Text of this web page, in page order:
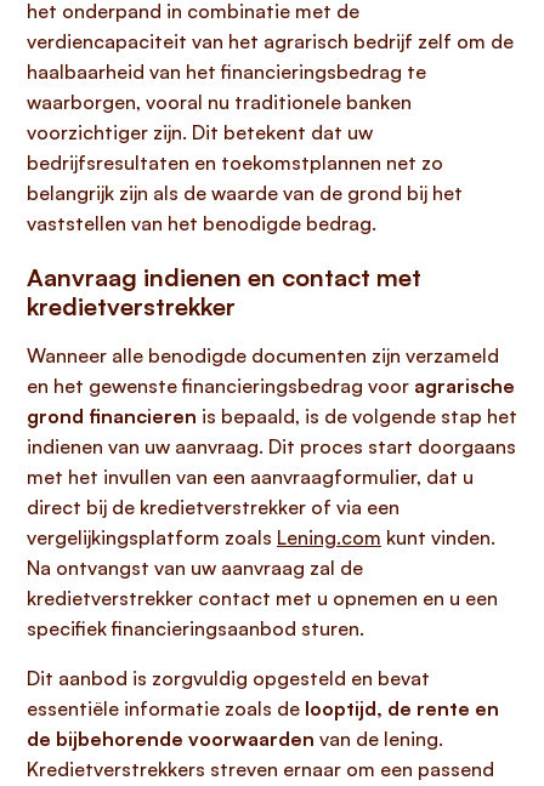
het onderpand in combinatie met de
verdiencapaciteit van het agrarisch bedrijf zelf om de
haalbaarheid van het financieringsbedrag te
waarborgen, vooral nu traditionele banken
voorzichtiger zijn. Dit betekent dat uw
bedrijfsresultaten en toekomstplannen net zo
belangrijk zijn als de waarde van de grond bij het
vaststellen van het benodigde bedrag.
Aanvraag indienen en contact met
kredietverstrekker
Wanneer alle benodigde documenten zijn verzameld
en het gewenste financieringsbedrag voor agrarische
grond financieren is bepaald, is de volgende stap het
indienen van uw aanvraag. Dit proces start doorgaans
met het invullen van een aanvraagformulier, dat u
direct bij de kredietverstrekker of via een
vergelijkingsplatform zoals Lening.com kunt vinden.
Na ontvangst van uw aanvraag zal de
kredietverstrekker contact met u opnemen en u een
specifiek financieringsaanbod sturen.
Dit aanbod is zorgvuldig opgesteld en bevat
essentiële informatie zoals de looptijd, de rente en
de bijbehorende voorwaarden van de lening.
Kredietverstrekkers streven ernaar om een passend